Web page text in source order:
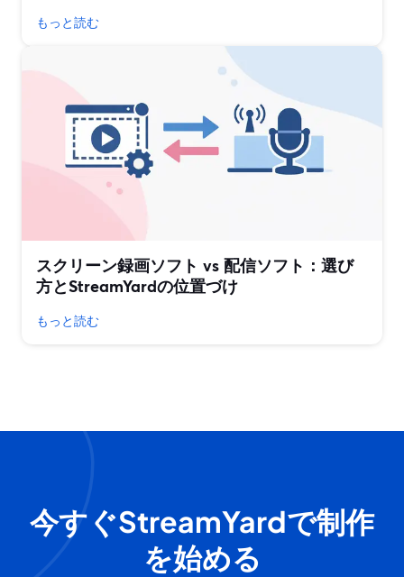
もっと読む
スクリーン録画ソフト vs 配信ソフト：選び
方とStreamYardの位置づけ
もっと読む
今すぐStreamYardで制作
を始める